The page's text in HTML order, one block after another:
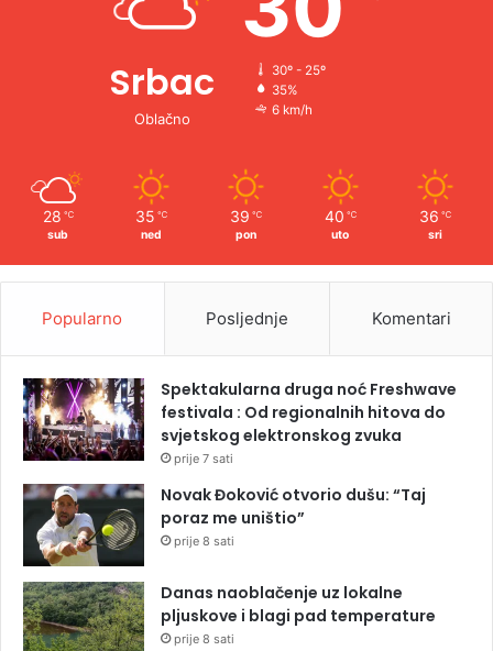
Srbac
Oblačno
30º - 25º
35%
6 km/h
28 ℃
sub
35 ℃
ned
39 ℃
pon
40 ℃
uto
36 ℃
sri
Popularno Posljednje Komentari
Spektakularna druga noć Freshwave
festivala : Od regionalnih hitova do
svjetskog elektronskog zvuka
prije 7 sati
Novak Đoković otvorio dušu: “Taj
poraz me uništio”
prije 8 sati
Danas naoblačenje uz lokalne
pljuskove i blagi pad temperature
prije 8 sati